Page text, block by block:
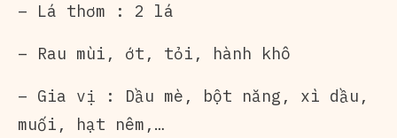
– Lá thơm : 2 lá
– Rau mùi, ớt, tỏi, hành khô
– Gia vị : Dầu mè, bột năng, xì dầu,
muối, hạt nêm,…